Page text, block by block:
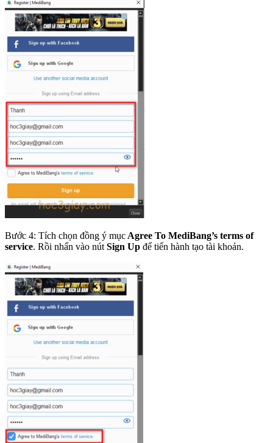
Bước 4: Tích chọn đồng ý mụcAgree To MediBang’s terms of
service. Rồi nhấn vào nútSign Up để tiến hành tạo tài khoản.